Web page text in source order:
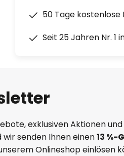
50 Tage kostenlose
Seit 25 Jahren Nr. 1
exklusiven Aktionen
senden Ihnen einen13 %-
Onlineshop einlösen